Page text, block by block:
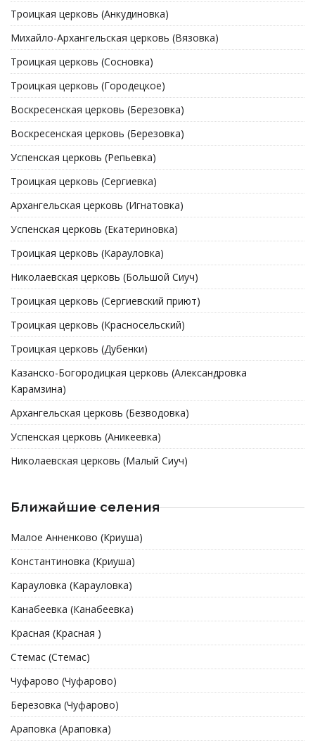
Троицкая церковь (Анкудиновка)
Михайло-Архангельская церковь (Вязовка)
Троицкая церковь (Сосновка)
Троицкая церковь (Городецкое)
Воскресенская церковь (Березовка)
Воскресенская церковь (Березовка)
Успенская церковь (Репьевка)
Троицкая церковь (Сергиевка)
Архангельская церковь (Игнатовка)
Успенская церковь (Екатериновка)
Троицкая церковь (Карауловка)
Николаевская церковь (Большой Сиуч)
Троицкая церковь (Сергиевский приют)
Троицкая церковь (Красносельский)
Троицкая церковь (Дубенки)
Казанско-Богородицкая церковь (Александровка
Карамзина)
Архангельская церковь (Безводовка)
Успенская церковь (Аникеевка)
Николаевская церковь (Малый Сиуч)
Ближайшие селения
Малое Анненково (Криуша)
Константиновка (Криуша)
Карауловка (Карауловка)
Канабеевка (Канабеевка)
Красная (Красная )
Стемас (Стемас)
Чуфарово (Чуфарово)
Березовка (Чуфарово)
Араповка (Араповка)